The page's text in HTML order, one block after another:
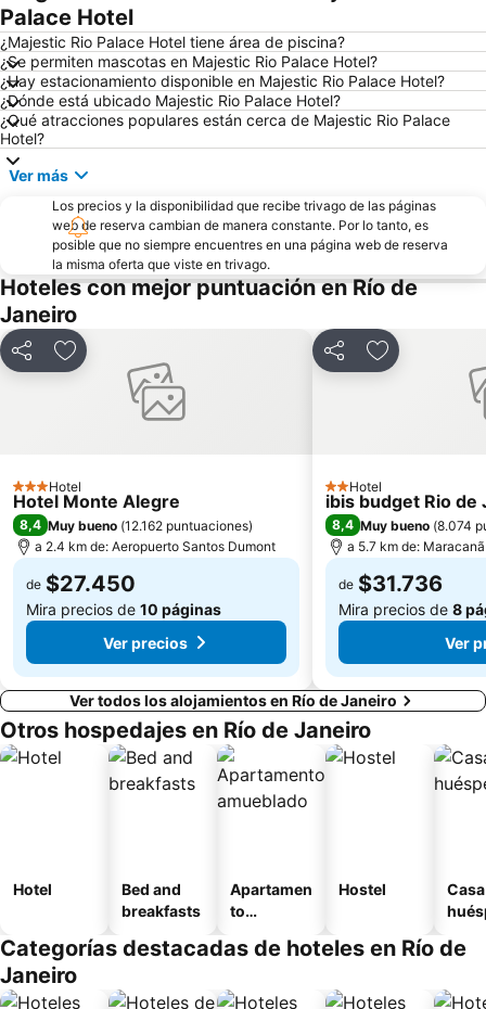
Cristo Redentor
Rio Centro
Santa Teresa
Porto do Rio de Janeiro
Arpoador
Recreio dos Bandeirantes
Arcos de Lapa
Aeropuerto Santos Dumont
Sambódromo
AquaRio
Praia do Pepê
Cantagalo Metro Station
Praia da Urca
Pan de Azúcar y Funicular
Catete
São Conrado
Charitas
Roja
de Flamengo
Isla de Paquetá
Centro Cultural Banco do Brasil
Riocentro Convention Centre
Praia de São Francisco
Metrô Rio
Carioca Metro Station
Do Recreio dos Bandeirantes
General Osório Metro Station
Palace Hotel
¿Majestic Rio Palace Hotel tiene área de piscina?
¿Se permiten mascotas en Majestic Rio Palace Hotel?
¿Hay estacionamiento disponible en Majestic Rio Palace Hotel?
¿Dónde está ubicado Majestic Rio Palace Hotel?
¿Qué atracciones populares están cerca de Majestic Rio Palace
Hotel?
Ver más
Los precios y la disponibilidad que recibe trivago de las páginas
web de reserva cambian de manera constante. Por lo tanto, es
posible que no siempre encuentres en una página web de reserva
la misma oferta que viste en trivago.
Hoteles con mejor puntuación en Río de
Janeiro
CompartirAgregar a favoritos
3 Estrellas
Hotel
Hotel Monte Alegre
8,4 Muy bueno (12.162 puntuaciones)
a 2.4 km de: Aeropuerto Santos Dumont
de $27.450
Mira precios de 10 páginas
Ver precios
CompartirAgregar a
2 Estrellas
Hotel
ibis budget Rio de
8,4 Muy bueno (8.074
a 5.7 km de:
de $31.736
Mira precios de 8
Ver
Ver todos los alojamientos en Río de Janeiro
Otros hospedajes en Río de Janeiro
Hotel
Bed and
breakfasts
Apartamen
to
o
Hostel
Categorías destacadas de hoteles en Río de
Janeiro